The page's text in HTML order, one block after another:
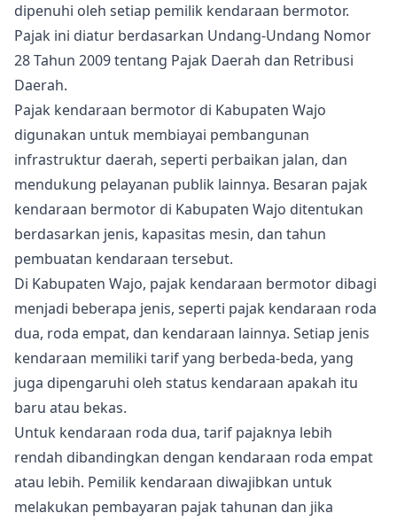
dipenuhi oleh setiap pemilik kendaraan bermotor.
Pajak ini diatur berdasarkan Undang-Undang Nomor
28 Tahun 2009 tentang Pajak Daerah dan Retribusi
Daerah.
Pajak kendaraan bermotor di Kabupaten Wajo
digunakan untuk membiayai pembangunan
infrastruktur daerah, seperti perbaikan jalan, dan
mendukung pelayanan publik lainnya. Besaran pajak
kendaraan bermotor di Kabupaten Wajo ditentukan
berdasarkan jenis, kapasitas mesin, dan tahun
pembuatan kendaraan tersebut.
Di Kabupaten Wajo, pajak kendaraan bermotor dibagi
menjadi beberapa jenis, seperti pajak kendaraan roda
dua, roda empat, dan kendaraan lainnya. Setiap jenis
kendaraan memiliki tarif yang berbeda-beda, yang
juga dipengaruhi oleh status kendaraan apakah itu
baru atau bekas.
Untuk kendaraan roda dua, tarif pajaknya lebih
rendah dibandingkan dengan kendaraan roda empat
atau lebih. Pemilik kendaraan diwajibkan untuk
melakukan pembayaran pajak tahunan dan jika